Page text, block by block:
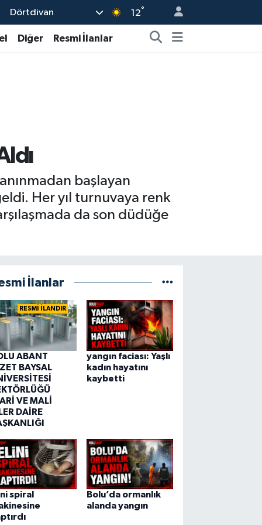
Dörtdivan 12°
Diğer Resmi İlanlar
başlayan
Her yıl turnuvaya renk
da son düdüğe
İlanlar
RESMİ İLANDIR
ABANT
BAYSAL
VE MALİ
DAİRE
yangın faciası: Yaşlı
kadın hayatını
kaybetti
spiral
Bolu’da ormanlık
alanda yangın